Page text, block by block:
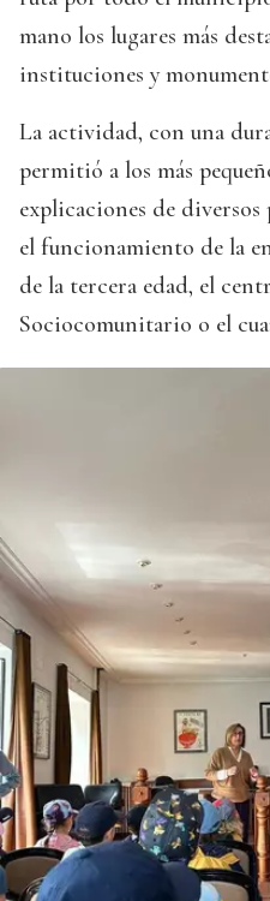
mano los lugares más
instituciones y
La actividad, con una
permitió a los más
explicaciones de
el funcionamiento de la
de la tercera edad, el
Sociocomunitario o el